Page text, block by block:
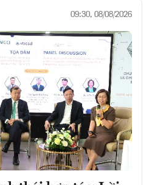
09:30, 08/08/2026